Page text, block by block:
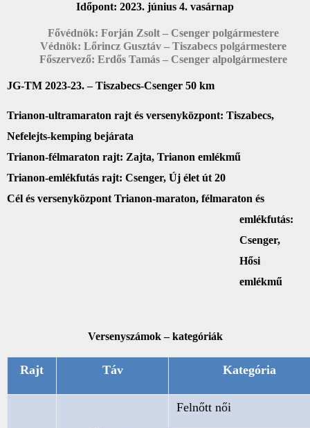
Időpont: 2023. június 4. vasárnap
Fővédnök: Forján Zsolt – Csenger polgármestere
Védnök: Lőrincz Gusztáv – Tiszabecs polgármestere
Főszervező: Erdős Tamás – Csenger alpolgármestere
JG-TM 2023-23. – Tiszabecs-Csenger 50 km
Trianon-ultramaraton rajt és versenyközpont: Tiszabecs,
Nefelejts-kemping bejárata
Trianon-félmaraton rajt: Zajta, Trianon emlékmű
Trianon-emlékfutás rajt: Csenger, Új élet út 20
Cél és versenyközpont Trianon-maraton, félmaraton és
emlékfutás:
Csenger,
Hősi
emlékmű
Versenyszámok – kategóriák
Rajt Táv Kategória
Felnőtt női